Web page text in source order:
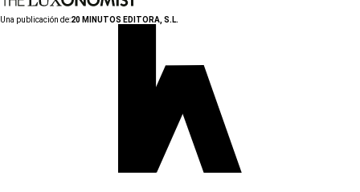
Una publicación de:20 MINUTOS EDITORA, S.L.